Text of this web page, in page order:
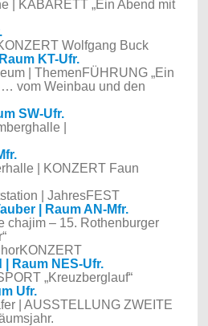
| KABARETT „Ein Abend mit
Wolfgang Buck
KT-Ufr.
| ThemenFÜHRUNG „Ein
vom Weinbau und den
SW-Ufr.
|
| KONZERT Faun
| JahresFEST
| Raum AN-Mfr.
chajim – 15. Rothenburger
| Raum NES-Ufr.
„Kreuzberglauf“
Ufr.
| AUSSTELLUNG ZWEITE